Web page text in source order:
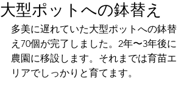
大型ポットへの鉢替え
多美に遅れていた大型ポットへの鉢替
え70個が完了しました。2年〜3年後に
農園に移設します。それまでは育苗エ
リアでしっかりと育てます。